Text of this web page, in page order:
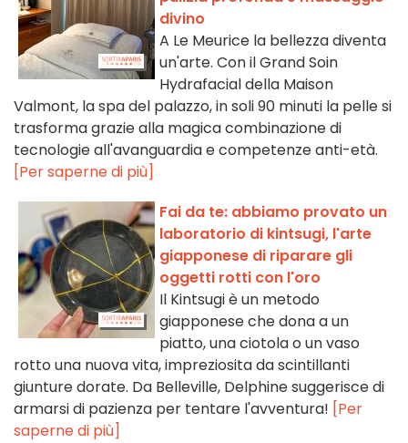
divino
A Le Meurice la bellezza diventa
un'arte. Con il Grand Soin
Hydrafacial della Maison
Valmont, la spa del palazzo, in soli 90 minuti la pelle si
trasforma grazie alla magica combinazione di
tecnologie all'avanguardia e competenze anti-età.
[Per saperne di più]
Fai da te: abbiamo provato un
laboratorio di kintsugi, l'arte
giapponese di riparare gli
oggetti rotti con l'oro
Il Kintsugi è un metodo
giapponese che dona a un
piatto, una ciotola o un vaso
rotto una nuova vita, impreziosita da scintillanti
giunture dorate. Da Belleville, Delphine suggerisce di
armarsi di pazienza per tentare l'avventura! [Per
saperne di più]